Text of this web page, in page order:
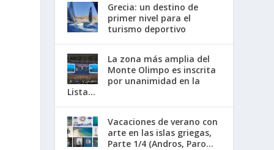
Grecia: un destino de
primer nivel para el
turismo deportivo
La zona más amplia del
Monte Olimpo es inscrita
por unanimidad en la
Lista...
Vacaciones de verano con
arte en las islas griegas,
Parte 1/4 (Andros, Paro...